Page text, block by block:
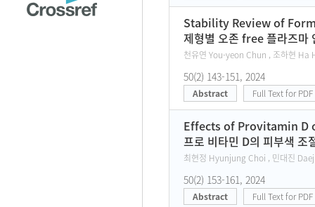
Stability Review of
제형별 오존 free 플라즈마
천유연 You-yeon Chun , 조하현
50(2) 143-151, 2024
Abstract Full Text for PDF
Effects of Provitamin
프로 비타민 D의 피부색 조
최현정 Hyunjung Choi , 민대진
50(2) 153-161, 2024
Abstract Full Text for PDF